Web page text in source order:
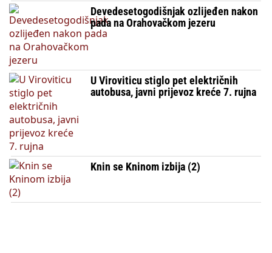
Devedesetogodišnjak ozlijeđen nakon
pada na Orahovačkom jezeru
U Viroviticu stiglo pet električnih
autobusa, javni prijevoz kreće 7. rujna
Knin se Kninom izbija (2)